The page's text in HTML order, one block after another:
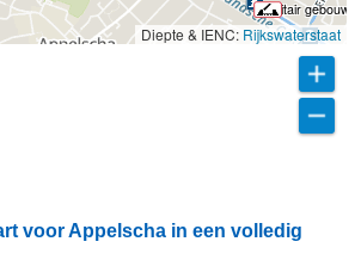
Sanitair gebouw
Diepte & IENC: Rijkswaterstaat
voor Appelscha in een volledig